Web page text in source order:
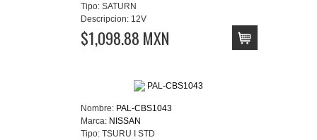
Tipo: SATURN
Descripcion: 12V
$1,098.88 MXN
Nombre: PAL-CBS1043
Marca: NISSAN
Tipo: TSURU I STD